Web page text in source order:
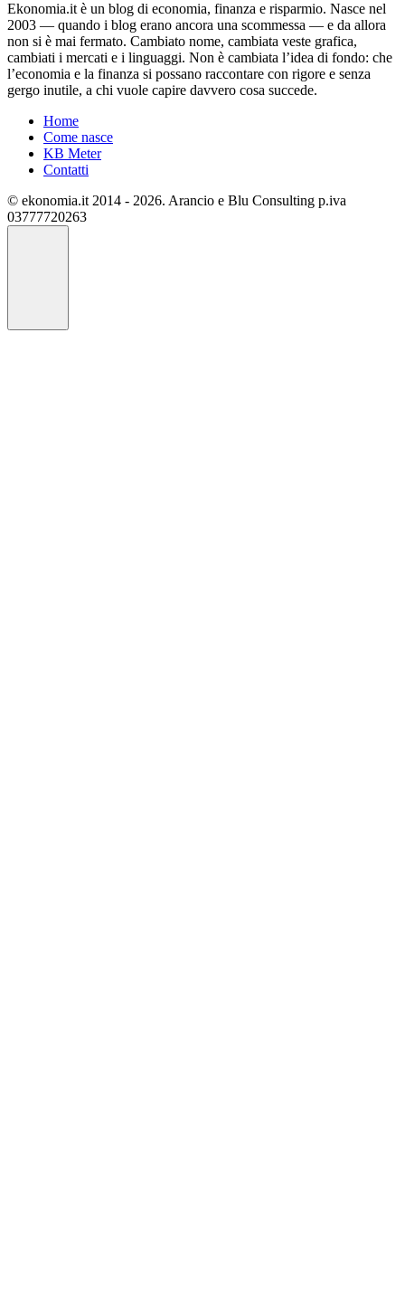
Ekonomia.it è un blog di economia, finanza e risparmio. Nasce nel
2003 — quando i blog erano ancora una scommessa — e da allora
non si è mai fermato. Cambiato nome, cambiata veste grafica,
cambiati i mercati e i linguaggi. Non è cambiata l’idea di fondo: che
l’economia e la finanza si possano raccontare con rigore e senza
gergo inutile, a chi vuole capire davvero cosa succede.
Home
Come nasce
KB Meter
Contatti
© ekonomia.it 2014 - 2026. Arancio e Blu Consulting p.iva
03777720263